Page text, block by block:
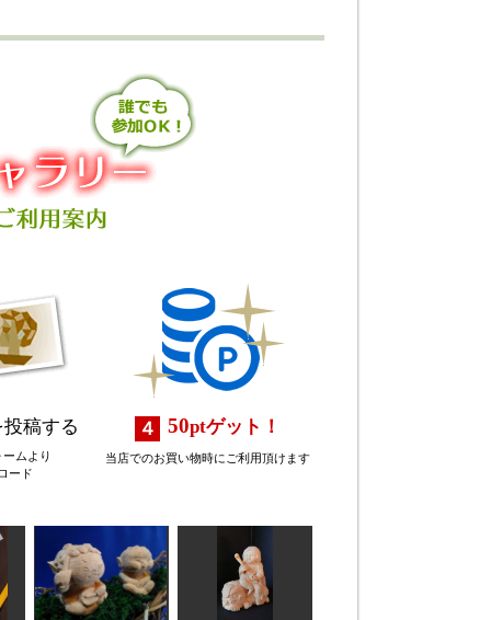
稿する
ムより
ード
50ptゲット！
当店でのお買い物時にご利用頂けます